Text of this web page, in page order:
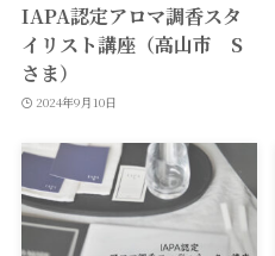
IAPA認定アロマ調香スタ
イリスト講座（高山市 S
さま）
2024年9月10日